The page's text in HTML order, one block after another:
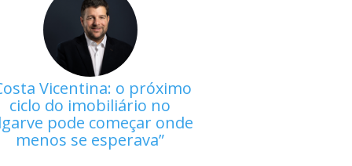
Vicentina: o próximo
ciclo do imobiliário no
pode começar onde
menos se esperava